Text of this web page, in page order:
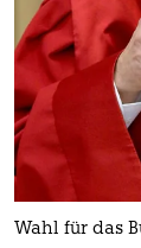
Wahl für das